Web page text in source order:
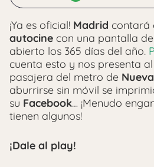
¡Ya es oficial! Madrid contará
autocine con una pantalla
abierto los 365 días del año.
cuenta esto y nos presenta al
pasajera del metro de
aburrirse sin móvil se
su Facebook… ¡Menudo
tienen algunos!
¡Dale al play!